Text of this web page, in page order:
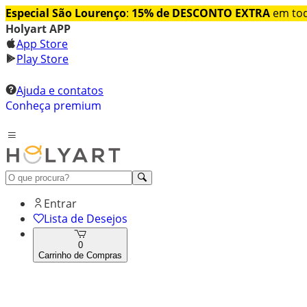
Especial São Lourenço: 15% de DESCONTO EXTRA em
Holyart APP
App Store
Play Store
Ajuda e contatos
Conheça premium
Entrar
Lista de Desejos
0
Carrinho de Compras